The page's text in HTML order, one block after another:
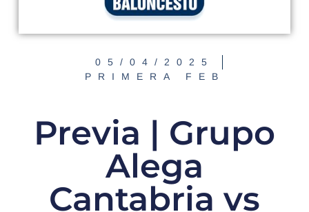
05/04/2025
PRIMERA FEB
Previa | Grupo
Alega
Cantabria vs